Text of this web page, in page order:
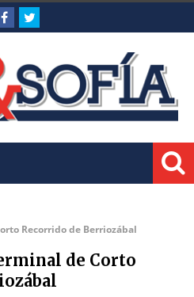
Recorrido de Berriozábal
de Corto